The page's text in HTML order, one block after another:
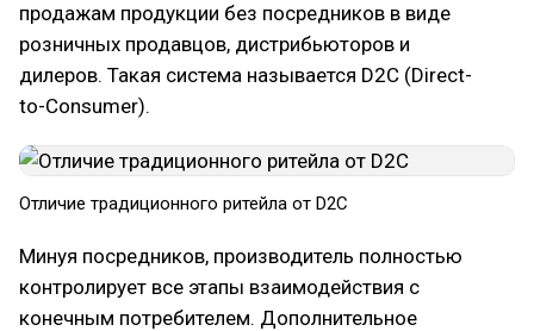
продажам продукции без посредников в виде
розничных продавцов, дистрибьюторов и
дилеров. Такая система называется D2C (Direct-
to-Consumer).
Отличие традиционного ритейла от D2C
Минуя посредников, производитель полностью
контролирует все этапы взаимодействия с
конечным потребителем. Дополнительное